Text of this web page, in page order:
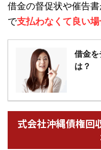
借金の督促状や催告
で支払わなくて良い
借金を
は？
式会社沖縄債権回